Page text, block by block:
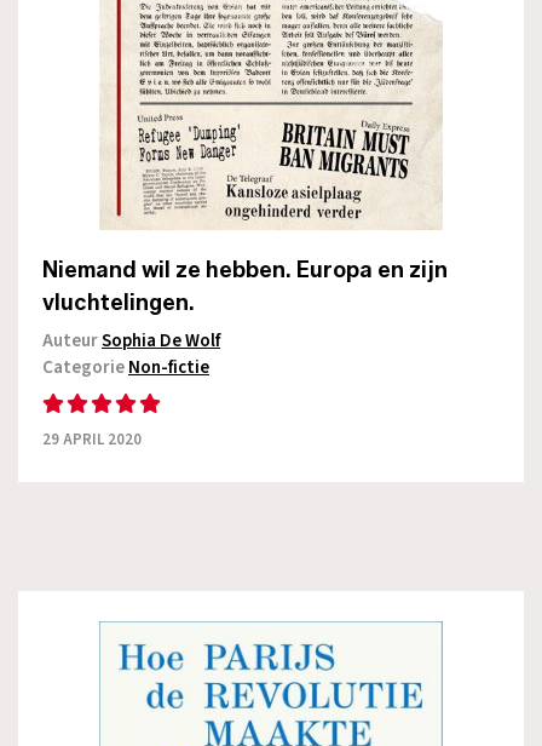
Niemand wil ze hebben. Europa en zijn
vluchtelingen.
AuteurSophia De Wolf
CategorieNon-fictie
29 APRIL 2020